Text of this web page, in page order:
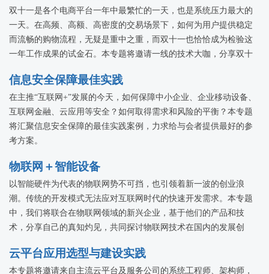
双十一是各个电商平台一年中最繁忙的一天，也是系统压力最大的
一天。在高频、高额、高密度的交易场景下，如何为用户提供稳定
而流畅的购物流程，无疑是重中之重，而双十一也恰恰成为检验这
一年工作成果的试金石。本专题将邀请一线的技术大咖，分享双十
信息安全保障最佳实践
在主推“互联网+”发展的今天，如何保障中小企业、企业移动设备、
互联网金融、云应用等安全？如何取得需求和风险的平衡？本专题
将汇聚信息安全保障的最佳实践案例，力求给与会者提供最好的参
考方案。
物联网＋智能设备
以智能硬件为代表的物联网势不可挡，也引领着新一波的创业浪
潮。传统的开发模式无法应对互联网时代的快速开发需求。本专题
中，我们将联合在物联网领域的新兴企业，基于他们的产品和技
术，分享自己的真知灼见，共同探讨物联网技术在国内的发展创
云平台应用选型与建设实践
本专题将邀请来自主流云平台及服务公司的系统工程师、架构师，